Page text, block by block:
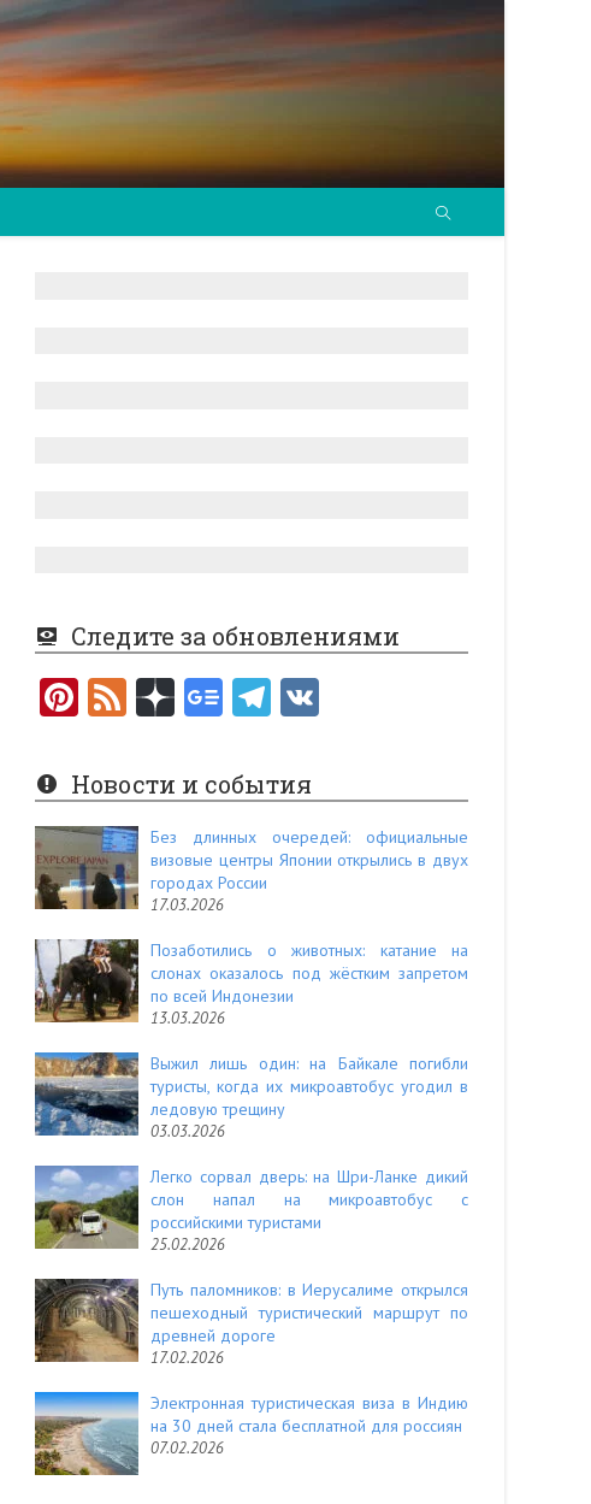
Следите за обновлениями
Pi
er
es
t
F
e
d
Новости и события
Без длинных очередей: официальные
визовые центры Японии открылись в двух
городах России
17.03.2026
Позаботились о животных: катание на
слонах оказалось под жёстким запретом
по всей Индонезии
13.03.2026
Выжил лишь один: на Байкале погибли
туристы, когда их микроавтобус угодил в
ледовую трещину
03.03.2026
Легко сорвал дверь: на Шри-Ланке дикий
слон напал на микроавтобус с
российскими туристами
25.02.2026
Путь паломников: в Иерусалиме открылся
пешеходный туристический маршрут по
древней дороге
17.02.2026
Электронная туристическая виза в Индию
на 30 дней стала бесплатной для россиян
07.02.2026